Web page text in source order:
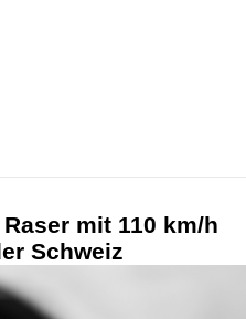
mit 110 km/h
Schweiz